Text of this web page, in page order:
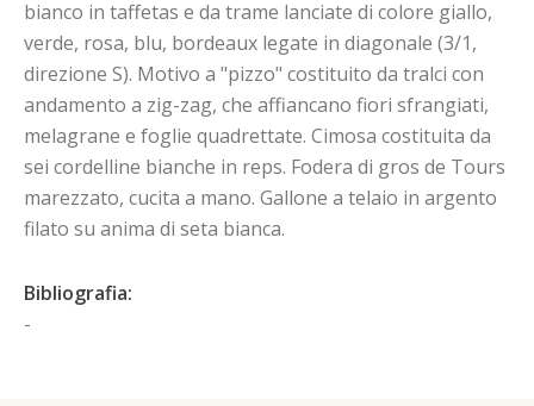
bianco in taffetas e da trame lanciate di colore giallo,
verde, rosa, blu, bordeaux legate in diagonale (3/1,
direzione S). Motivo a "pizzo" costituito da tralci con
andamento a zig-zag, che affiancano fiori sfrangiati,
melagrane e foglie quadrettate. Cimosa costituita da
sei cordelline bianche in reps. Fodera di gros de Tours
marezzato, cucita a mano. Gallone a telaio in argento
filato su anima di seta bianca.
Bibliografia:
-